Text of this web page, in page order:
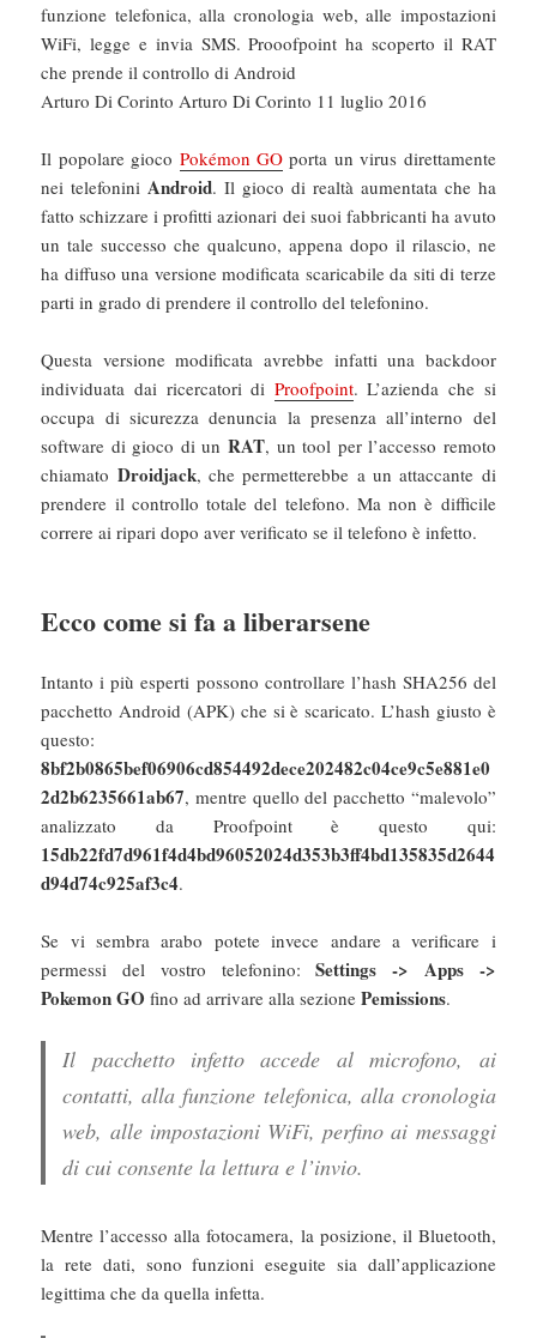
funzione telefonica, alla cronologia web, alle impostazioni
WiFi, legge e invia SMS. Prooofpoint ha scoperto il RAT
che prende il controllo di Android
Arturo Di Corinto Arturo Di Corinto 11 luglio 2016
Il popolare gioco Pokémon GO porta un virus direttamente
nei telefoniniAndroid. Il gioco di realtà aumentata che ha
fatto schizzare i profitti azionari dei suoi fabbricanti ha avuto
un tale successo che qualcuno, appena dopo il rilascio, ne
ha diffuso una versione modificata scaricabile da siti di terze
parti in grado di prendere il controllo del telefonino.
Questa versione modificata avrebbe infatti una backdoor
individuata dai ricercatori di Proofpoint. L’azienda che si
occupa di sicurezza denuncia la presenza all’interno del
software di gioco di un RAT, un tool per l’accesso remoto
chiamato Droidjack, che permetterebbe a un attaccante di
prendere il controllo totale del telefono. Ma non è difficile
correre ai ripari dopo aver verificato se il telefono è infetto.
Ecco come si fa a liberarsene
Intanto i più esperti possono controllare l’hash SHA256 del
pacchetto Android (APK) che si è scaricato. L’hash giusto è
questo:
8bf2b0865bef06906cd854492dece202482c04ce9c5e881e0
2d2b6235661ab67, mentre quello del pacchetto “malevolo”
analizzato da Proofpoint è questo qui:
15db22fd7d961f4d4bd96052024d353b3ff4bd135835d2644
d94d74c925af3c4.
Se vi sembra arabo potete invece andare a verificare i
permessi del vostro telefonino:Settings -> Apps ->
Pokemon GO fino ad arrivare alla sezionePemissions.
Il pacchetto infetto accede al microfono, ai
contatti, alla funzione telefonica, alla cronologia
web, alle impostazioni WiFi, perfino ai messaggi
di cui consente la lettura e l’invio.
Mentre l’accesso alla fotocamera, la posizione, il Bluetooth,
la rete dati, sono funzioni eseguite sia dall’applicazione
legittima che da quella infetta.